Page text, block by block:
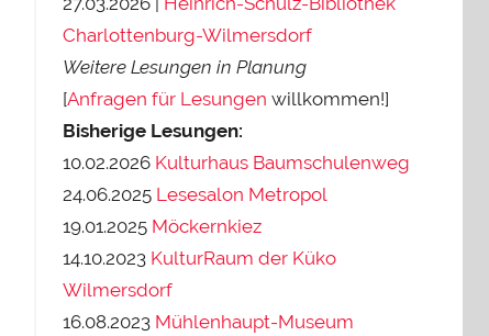
Charlottenburg-Wilmersdorf
Weitere Lesungen in Planung
[Anfragen für Lesungen willkommen!]
Bisherige Lesungen:
10.02.2026 Kulturhaus Baumschulenweg
24.06.2025 Lesesalon Metropol
19.01.2025 Möckernkiez
14.10.2023 KulturRaum der Küko
Wilmersdorf
16.08.2023 Mühlenhaupt-Museum